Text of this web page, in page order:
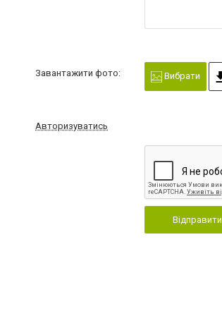
Завантажити фото: Вибрати
Авторизуватись
Відправити